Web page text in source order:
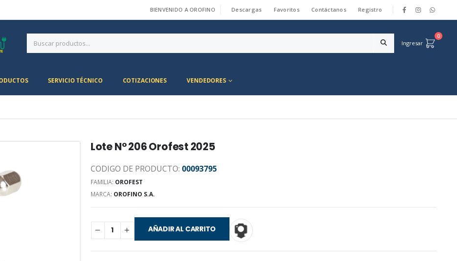
BIENVENIDO A OROFINO Descargas Favoritos Contáctanos Registro
Ingresar
0
SERVICIO TÉCNICO COTIZACIONES VENDEDORES
Lote N° 206 Orofest 2025
CODIGO DE PRODUCTO: 00093795
FAMILIA: OROFEST
MARCA: OROFINO S.A.
AÑADIR AL CARRITO